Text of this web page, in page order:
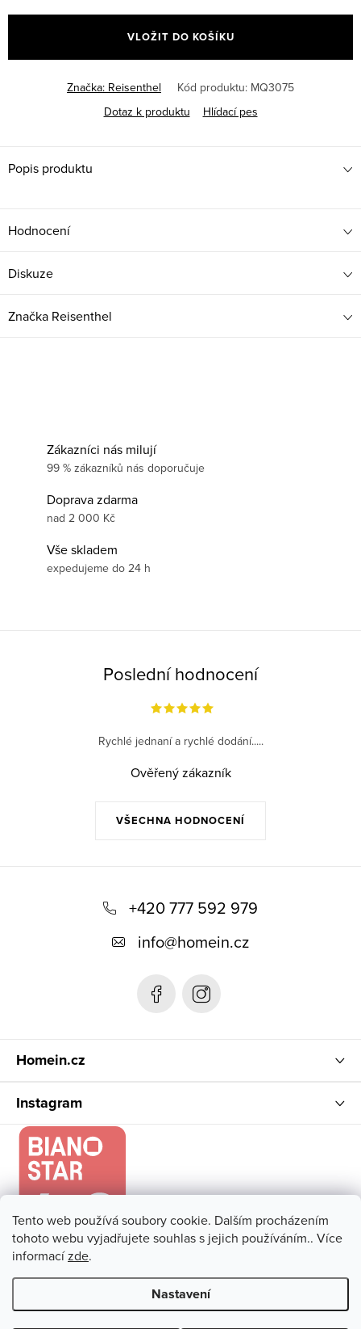
Tento web používá soubory cookie. Dalším procházením
tohoto webu vyjadřujete souhlas s jejich používáním.. Více
informacízde.
Nastavení
cena:
VLOŽIT DO KOŠÍKU
Značka: Reisenthel Kód produktu: MQ3075
Dotaz k produktu
Hlídací pes
Popis produktu
Hodnocení
Diskuze
Značka Reisenthel
Zákazníci nás milují
99 % zákazníků nás doporučuje
Doprava zdarma
nad 2 000 Kč
Vše skladem
expedujeme do 24 h
Poslední hodnocení
VŠECHNA HODNOCENÍ
Rychlé jednaní a rychlé dodání.....
Ověřený zákazník
+420 777 592 979
info@homein.cz
Homein.cz
Instagram
Copyright 2026Homein.cz. Všechna práva vyhrazena.Upravit